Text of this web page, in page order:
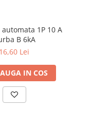
1P 10 A
B 6kA
16,60 Lei
IN COS